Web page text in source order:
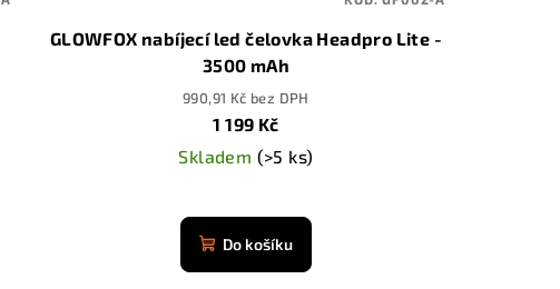
GLOWFOX nabíjecí led čelovka Headpro Lite -
3500 mAh
990,91 Kč bez DPH
1 199 Kč
Skladem (>5 ks)
hodnocení
produktu
je
Do košíku